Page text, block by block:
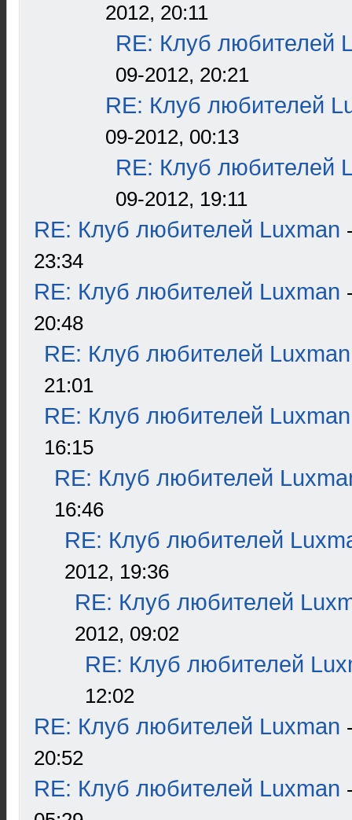
2012, 20:11
RE: Клуб любителей
09-2012, 20:21
RE: Клуб любителей
09-2012, 00:13
RE: Клуб любителей
09-2012, 19:11
RE: Клуб любителей Luxman
23:34
RE: Клуб любителей Luxman
20:48
RE: Клуб любителей Luxman
21:01
RE: Клуб любителей Luxman
16:15
RE: Клуб любителей
16:46
RE: Клуб любителей
2012, 19:36
RE: Клуб любителей
2012, 09:02
RE: Клуб любителей
12:02
RE: Клуб любителей Luxman
20:52
RE: Клуб любителей Luxman